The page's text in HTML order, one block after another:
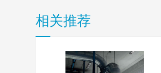
相关推荐